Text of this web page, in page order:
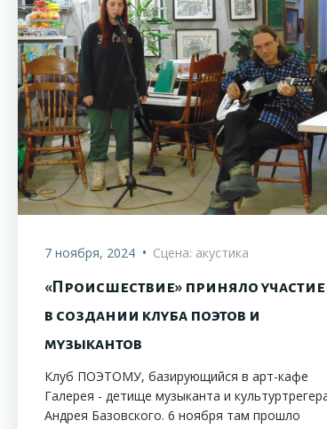
7 ноября, 2024 • Сцена: акустика
«Происшествие» приняло участие
в создании клуба поэтов и
музыкантов
Клуб ПОЭТОМУ, базирующийся в арт-кафе
Галерея - детище музыканта и
Андрея Базовского. 6 ноября там прошло